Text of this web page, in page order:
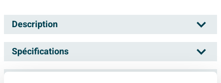
Description
Hotbath Cobber trop-plein de baignoire -
combinaison de remplissage - rallongée -
Noir mat PVD
Spécifications